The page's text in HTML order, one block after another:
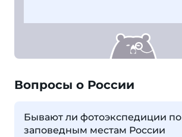
Вопросы о России
Бывают ли фотоэкспедиции по
заповедным местам России